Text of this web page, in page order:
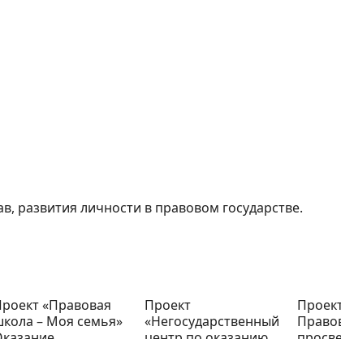
развития личности в правовом государстве.
«Правовая
– Моя семья»
Проект
«Негосударственный